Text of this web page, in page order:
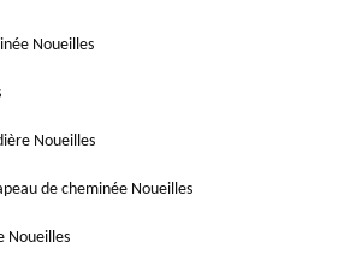
Noueilles
Noueilles
de cheminée Noueilles
Noueilles